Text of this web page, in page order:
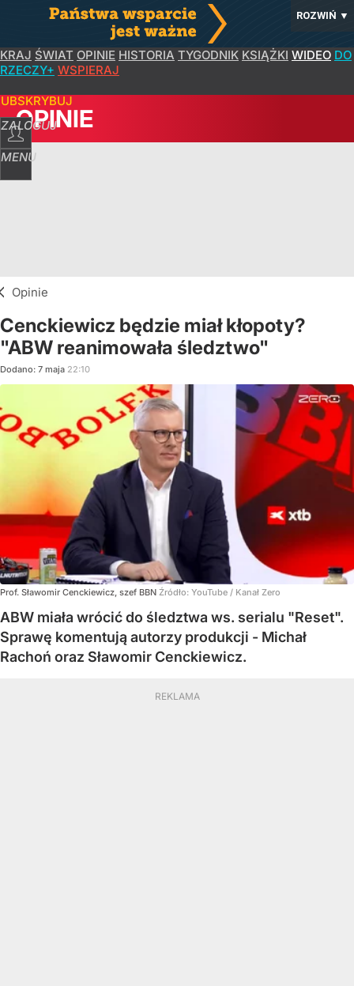
ROZWIŃ ▼
KRAJ ŚWIAT OPINIE HISTORIA TYGODNIK KSIĄŻKI WIDEO DO
RZECZY+ WSPIERAJ
ZALOGUJ
MENU
OPINIE
Opinie
Cenckiewicz będzie miał kłopoty?
"ABW reanimowała śledztwo"
Dodano: 7 maja 22:10
Prof. Sławomir Cenckiewicz, szef BBN Źródło: YouTube / Kanał Zero
ABW miała wrócić do śledztwa ws. serialu "Reset".
Sprawę komentują autorzy produkcji - Michał
Rachoń oraz Sławomir Cenckiewicz.